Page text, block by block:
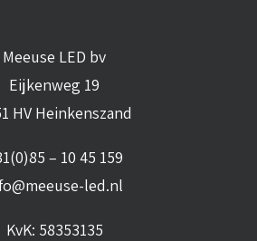
Meeuse LED bv
Eijkenweg 19
HV Heinkenszand
– 10 45 159
led.nl
KvK: 58353135